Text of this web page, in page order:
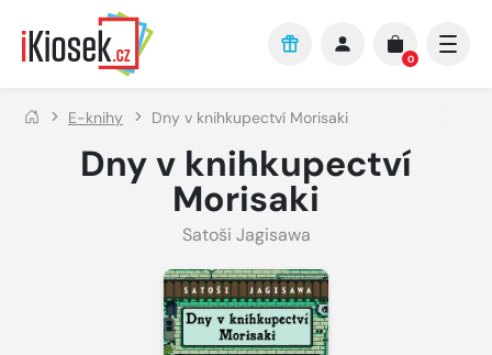
Přejít na hlavní obsah
0
E-knihy Dny v knihkupectví Morisaki
Dny v knihkupectví
Morisaki
Satoši Jagisawa